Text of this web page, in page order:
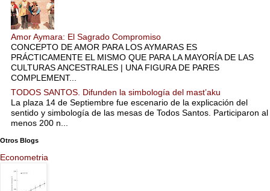
Amor Aymara: El Sagrado Compromiso
CONCEPTO DE AMOR PARA LOS AYMARAS ES
PRÁCTICAMENTE EL MISMO QUE PARA LA MAYORÍA DE LAS
CULTURAS ANCESTRALES | UNA FIGURA DE PARES
COMPLEMENT...
TODOS SANTOS. Difunden la simbología del mast’aku
La plaza 14 de Septiembre fue escenario de la explicación del
sentido y simbología de las mesas de Todos Santos. Participaron al
menos 200 n...
Otros Blogs
Econometria